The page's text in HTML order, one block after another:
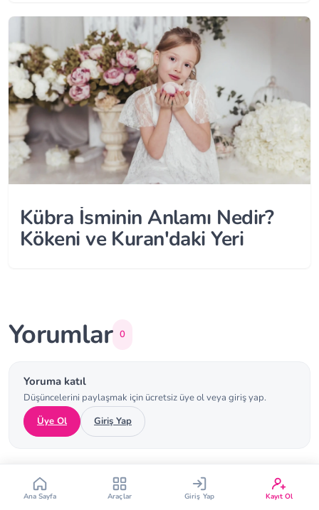
Kübra İsminin Anlamı Nedir?
Kökeni ve Kuran'daki Yeri
Yorumlar 0
Yoruma katıl
Düşüncelerini paylaşmak için ücretsiz üye ol veya giriş yap.
Üye Ol
Giriş Yap
Henüz yorum yok. İlk yorumu sen yap!
Vücut Kitle Endeksi Gebelik Hesaplama
Ana Sayfa Araçlar Giriş Yap Kayıt Ol